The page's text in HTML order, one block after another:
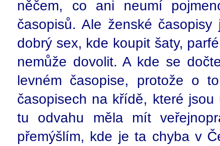
něčem, co ani neumí
časopisů. Ale ženské
dobrý sex, kde koupit šaty,
nemůže dovolit. A kde se
levném časopise, protože o
časopisech na křídě, které
tu odvahu měla mít
přemýšlím, kde je ta chyba v